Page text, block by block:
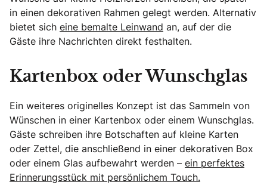
in einen dekorativen Rahmen gelegt werden. Alternativ
bietet sich eine bemalte Leinwand an, auf der die
Gäste ihre Nachrichten direkt festhalten.
Kartenbox oder Wunschglas
Ein weiteres originelles Konzept ist das Sammeln von
Wünschen in einer Kartenbox oder einem Wunschglas.
Gäste schreiben ihre Botschaften auf kleine Karten
oder Zettel, die anschließend in einer dekorativen Box
oder einem Glas aufbewahrt werden – ein perfektes
Erinnerungsstück mit persönlichem Touch.